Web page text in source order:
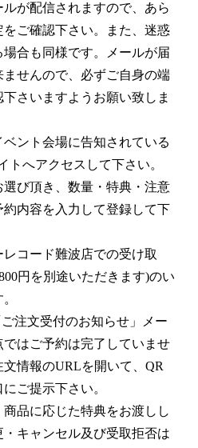
が配信されますので、あら
ご確認下さい。また、迷惑
合も同様です。メールが届
せんので、必ずご自身の端
さいますようお願い致しま
ント会場に告知されている
トへアクセスして下さい。
び頂き、数量・特典・注意
内容を入力して登録して下
コード難波店での受け取
円を別途いただきます)のい
注文受付のお知らせ」メー
はご予約は完了していませ
情報のURLを開いて、QR
ご提示下さい。
品に応じた特典をお渡しし
キャンセル及び受取拒否は